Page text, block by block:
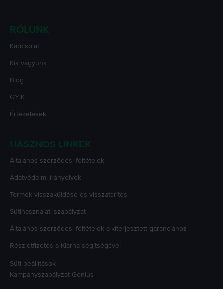
RÓLUNK
Kapcsolat
Kik vagyunk
Blog
GYIK
Értékelések
HASZNOS LINKEK
Általános szerződési feltételek
Adatvédelmi irányelvek
Termék visszaküldése és visszatérítés
Sütihasználati szabályzat
Általános szerződési feltételek a kiterjesztett garanciához
Részletfizetés a Klarna segítségével
Süti beállítások
Kampányszabályzat Genius